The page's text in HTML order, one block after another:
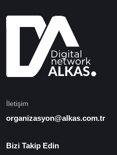
İletişim
organizasyon@alkas.com.tr
Bizi Takip Edin